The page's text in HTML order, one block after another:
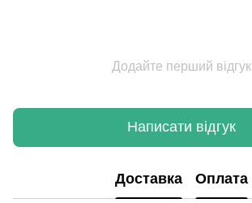
Додайте перший відгук
Написати відгук
Доставка Оплата